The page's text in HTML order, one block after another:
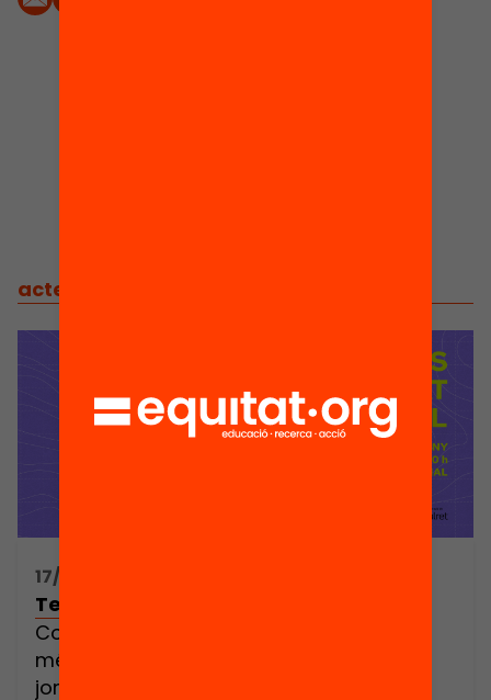
actes
17/06/2025 11:00h - 13:30h
Territoris d’Equitat Digital
Com liderem una transformació digital
més justa des dels municipis? Aquesta
jornada és una crida a l’acció per